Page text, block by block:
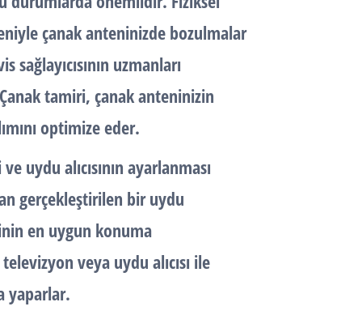
çanak anteninizde bozulmalar
uzmanları
tamiri, çanak anteninizin
optimize eder.
uydu alıcısının ayarlanması
gerçekleştirilen bir uydu
en uygun konuma
veya uydu alıcısı ile
yaparlar.